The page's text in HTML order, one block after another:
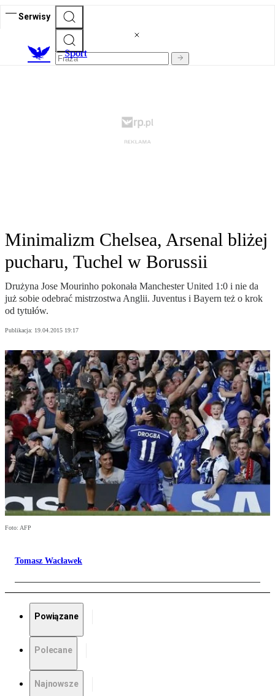
Serwisy
Sport
Minimalizm Chelsea, Arsenal bliżej
pucharu, Tuchel w Borussii
Drużyna Jose Mourinho pokonała Manchester United 1:0 i nie da
już sobie odebrać mistrzostwa Anglii. Juventus i Bayern też o krok
od tytułów.
Publikacja: 19.04.2015 19:17
Foto: AFP
Tomasz Wacławek
Powiązane
Polecane
Najnowsze